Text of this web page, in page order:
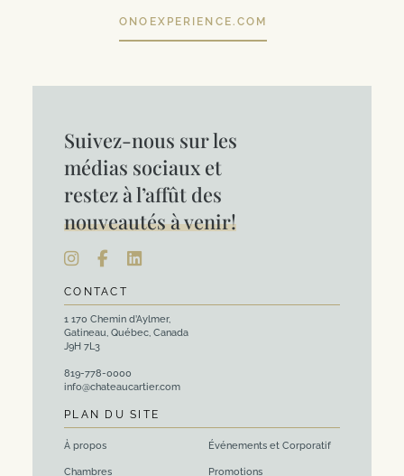
ONOEXPERIENCE.COM
Suivez-nous sur les
médias sociaux et
restez à l’affût des
nouveautés à venir!
CONTACT
1 170 Chemin d’Aylmer,
Gatineau, Québec, Canada
J9H 7L3
819-778-0000
info@chateaucartier.com
PLAN DU SITE
À propos
Chambres
Événements et Corporatif
Promotions